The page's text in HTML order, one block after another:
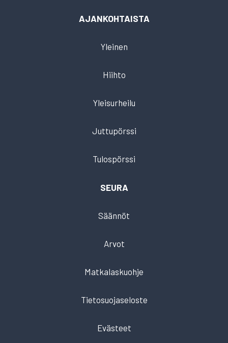
AJANKOHTAISTA
Yleinen
Hiihto
Yleisurheilu
Juttupörssi
Tulospörssi
SEURA
Säännöt
Arvot
Matkalaskuohje
Tietosuojaseloste
Evästeet